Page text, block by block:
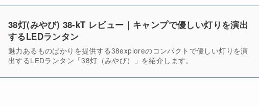
38灯(みやび) 38-kT レビュー｜キャンプで優しい灯りを演出
するLEDランタン
魅力あるものばかりを提供する38exploreのコンパクトで優しい灯りを演
出するLEDランタン「38灯（みやび）」を紹介します。